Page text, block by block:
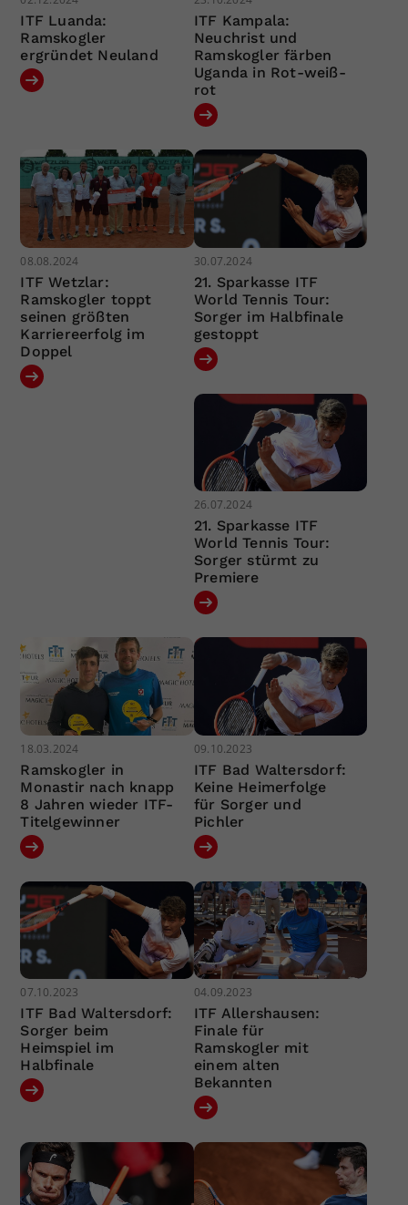
ITF Luanda:
Ramskogler
ergründet Neuland
ITF Kampala:
Neuchrist und
Ramskogler färben
Uganda in Rot-weiß-
rot
08.08.2024
ITF Wetzlar:
Ramskogler toppt
seinen größten
Karriereerfolg im
Doppel
30.07.2024
21. Sparkasse ITF
World Tennis Tour:
Sorger im Halbfinale
gestoppt
26.07.2024
21. Sparkasse ITF
World Tennis Tour:
Sorger stürmt zu
Premiere
18.03.2024
Ramskogler in
Monastir nach knapp
8 Jahren wieder ITF-
Titelgewinner
09.10.2023
ITF Bad Waltersdorf:
Keine Heimerfolge
für Sorger und
Pichler
07.10.2023
ITF Bad Waltersdorf:
Sorger beim
Heimspiel im
Halbfinale
04.09.2023
ITF Allershausen:
Finale für
Ramskogler mit
einem alten
Bekannten